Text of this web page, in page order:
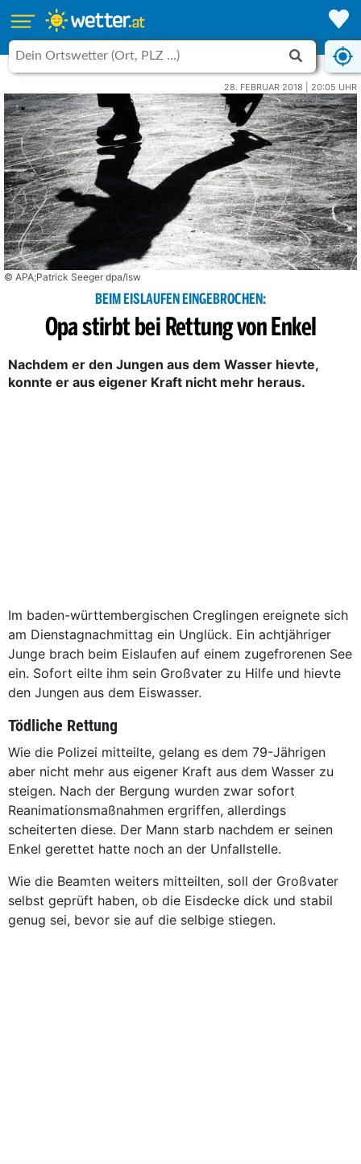
28. FEBRUAR 2018 | 20:05 UHR
© APA;Patrick Seeger dpa/lsw
BEIM EISLAUFEN EINGEBROCHEN:
Opa stirbt bei Rettung von Enkel
Nachdem er den Jungen aus dem Wasser hievte,
konnte er aus eigener Kraft nicht mehr heraus.
Im baden-württembergischen Creglingen ereignete sich
am Dienstagnachmittag ein Unglück. Ein achtjähriger
Junge brach beim Eislaufen auf einem zugefrorenen See
ein. Sofort eilte ihm sein Großvater zu Hilfe und hievte
den Jungen aus dem Eiswasser.
Tödliche Rettung
Wie die Polizei mitteilte, gelang es dem 79-Jährigen
aber nicht mehr aus eigener Kraft aus dem Wasser zu
steigen. Nach der Bergung wurden zwar sofort
Reanimationsmaßnahmen ergriffen, allerdings
scheiterten diese. Der Mann starb nachdem er seinen
Enkel gerettet hatte noch an der Unfallstelle.
Wie die Beamten weiters mitteilten, soll der Großvater
selbst geprüft haben, ob die Eisdecke dick und stabil
genug sei, bevor sie auf die selbige stiegen.